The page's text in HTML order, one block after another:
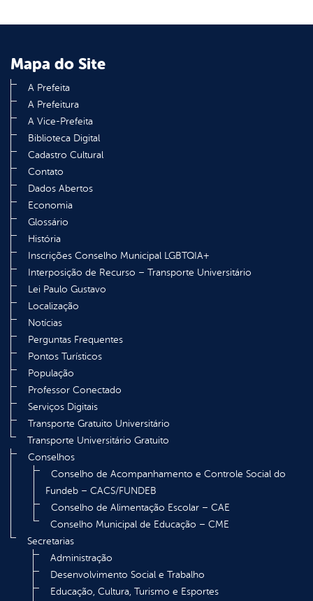
Mapa do Site
A Prefeita
A Prefeitura
A Vice-Prefeita
Biblioteca Digital
Cadastro Cultural
Contato
Dados Abertos
Economia
Glossário
História
Inscrições Conselho Municipal LGBTQIA+
Interposição de Recurso – Transporte Universitário
Lei Paulo Gustavo
Localização
Notícias
Perguntas Frequentes
Pontos Turísticos
População
Professor Conectado
Serviços Digitais
Transporte Gratuito Universitário
Transporte Universitário Gratuito
Conselhos
Conselho de Acompanhamento e Controle Social do
Fundeb – CACS/FUNDEB
Conselho de Alimentação Escolar – CAE
Conselho Municipal de Educação – CME
Secretarias
Administração
Desenvolvimento Social e Trabalho
Educação, Cultura, Turismo e Esportes